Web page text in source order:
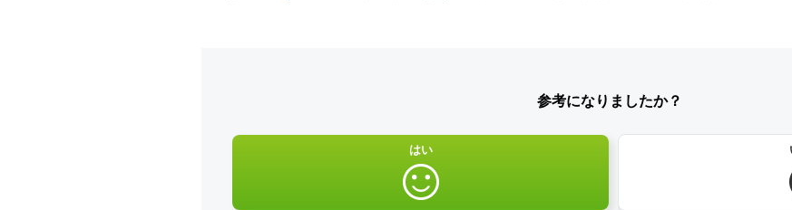
参考になりましたか？
はい